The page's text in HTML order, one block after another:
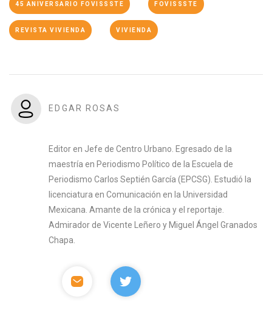
45 ANIVERSARIO FOVISSSTE FOVISSSTE
REVISTA VIVIENDA VIVIENDA
EDGAR ROSAS
Editor en Jefe de Centro Urbano. Egresado de la
maestría en Periodismo Político de la Escuela de
Periodismo Carlos Septién García (EPCSG). Estudió la
licenciatura en Comunicación en la Universidad
Mexicana. Amante de la crónica y el reportaje.
Admirador de Vicente Leñero y Miguel Ángel Granados
Chapa.